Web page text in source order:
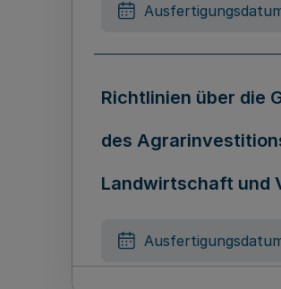
Richtlinien über die
des
Landwirtschaft und